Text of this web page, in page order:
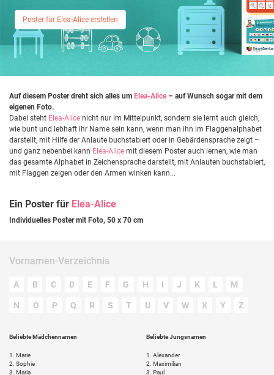
Poster für Elea-Alice erstellen
Auf diesem Poster dreht sich alles um Elea-Alice– auf Wunsch sogar mit dem
eigenen Foto.
Dabei steht Elea-Alice nicht nur im Mittelpunkt, sondern sie lernt auch gleich,
wie bunt und lebhaft ihr Name sein kann, wenn man ihn im Flaggenalphabet
darstellt, mit Hilfe der Anlaute buchstabiert oder in Gebärdensprache zeigt –
und ganz nebenbei kann Elea-Alice mit diesem Poster auch lernen, wie man
das gesamte Alphabet in Zeichensprache darstellt, mit Anlauten buchstabiert,
mit Flaggen zeigen oder den Armen winken kann...
Ein Poster für Elea-Alice
Individuelles Poster mit Foto, 50 x 70 cm
Vornamen-Verzeichnis
A B C D E F G H I J K L M
N O P Q R S T U V W X Y Z
Beliebte Mädchennamen
1. Marie
2. Sophie
3. Maria
Beliebte Jungsnamen
1. Alexander
2. Maximilian
3. Paul